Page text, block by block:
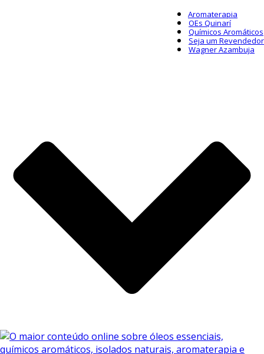
Aromaterapia
OEs Quinarí
Químicos Aromáticos
Seja um Revendedor
Wagner Azambuja